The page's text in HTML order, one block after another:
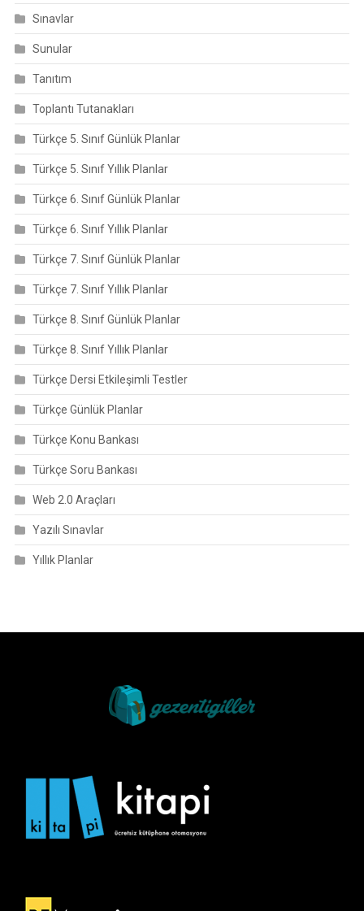
Sınavlar
Sunular
Tanıtım
Toplantı Tutanakları
Türkçe 5. Sınıf Günlük Planlar
Türkçe 5. Sınıf Yıllık Planlar
Türkçe 6. Sınıf Günlük Planlar
Türkçe 6. Sınıf Yıllık Planlar
Türkçe 7. Sınıf Günlük Planlar
Türkçe 7. Sınıf Yıllık Planlar
Türkçe 8. Sınıf Günlük Planlar
Türkçe 8. Sınıf Yıllık Planlar
Türkçe Dersi Etkileşimli Testler
Türkçe Günlük Planlar
Türkçe Konu Bankası
Türkçe Soru Bankası
Web 2.0 Araçları
Yazılı Sınavlar
Yıllık Planlar